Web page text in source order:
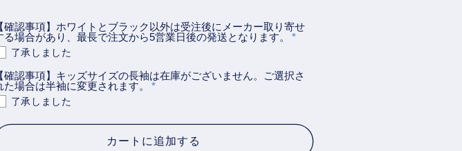
ュ
【ス
ー
ラ
「グ
ラ
ュ
ラ
ラ
【確認事項】ホワイトとブラック以外は受注後にメーカー取り寄せ
る場合があり、最長で注文から5営業日後の発送となります。
了承しました
【確認事項】キッズサイズの長袖は在庫がございません。ご選択さ
た場合は半袖に変更されます。
了承しました
カートに追加する